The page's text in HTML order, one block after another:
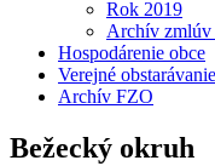
Rok 2019
Archív zmlúv
Hospodárenie obce
Verejné obstarávanie
Archív FZO
Bežecký okruh